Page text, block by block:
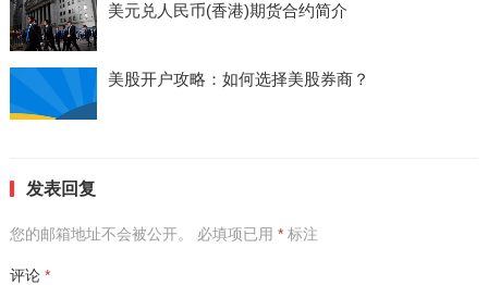
美元兑人民币(香港)期货合约简介
美股开户攻略：如何选择美股券商？
发表回复
您的邮箱地址不会被公开。 必填项已用 *标注
评论 *